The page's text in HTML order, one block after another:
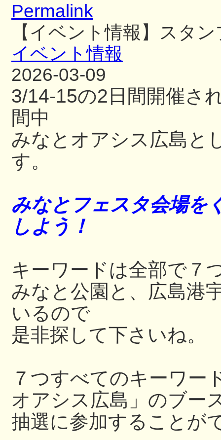
Permalink
【イベント情報】スタ
イベント情報
2026-03-09
3/14-15の2日間開催さ
間中
みなとオアシス広島と
す。
みなとフェスタ会場を
しよう！
キーワードは全部
みなと公園と、広島港
いるので
是非探して下さいね。
７つすべてのキーワー
オアシス広島」のブー
抽選に参加することが